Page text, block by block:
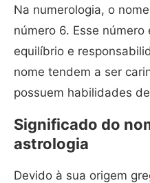
Na numerologia, o
número 6. Esse
equilíbrio e
nome tendem a ser
possuem habilidades
Significado do
astrologia
Devido à sua origem